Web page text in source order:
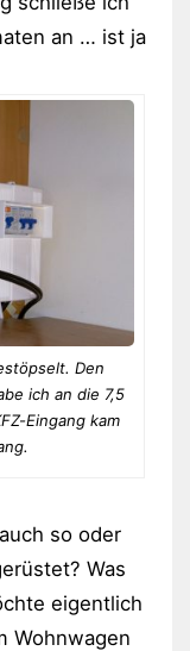
an … ist ja
Den
ich an die 7,5
Eingang kam
so oder
Was
eigentlich
Wohnwagen